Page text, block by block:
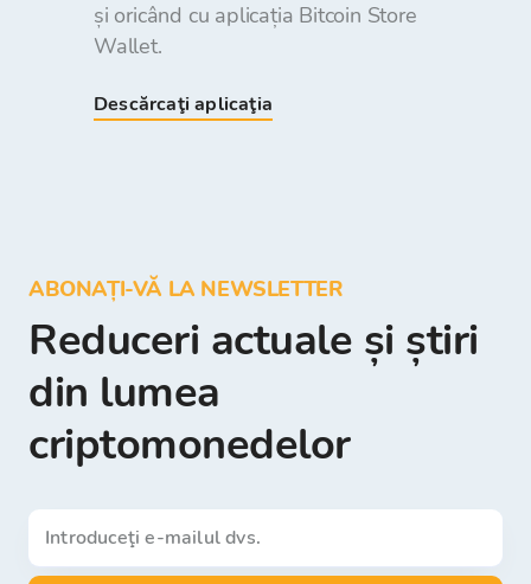
și oricând cu aplicația Bitcoin Store
Wallet.
Descărcaţi aplicaţia
ABONAȚI-VĂ LA NEWSLETTER
Reduceri actuale și știri
din lumea
criptomonedelor